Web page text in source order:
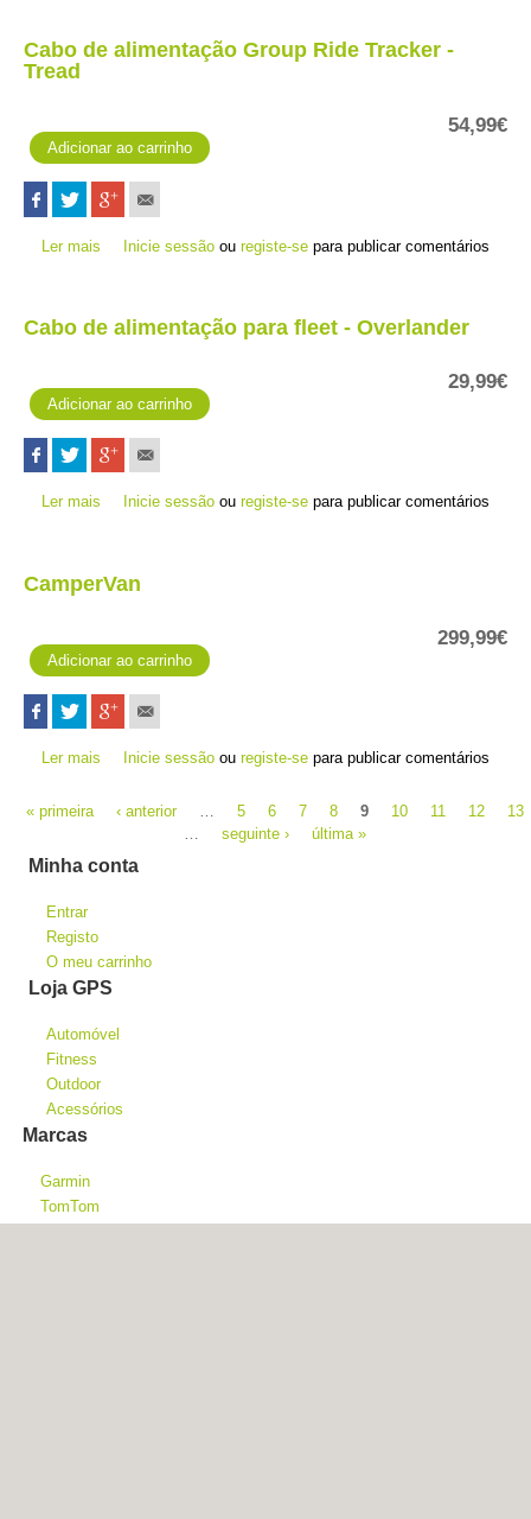
Cabo de alimentação Group Ride Tracker -
Tread
54,99€
Ler mais acerca de Cabo de alimentação Group Ride Tracker - Tread
Inicie sessão ouregiste-se para publicar comentários
Cabo de alimentação para fleet - Overlander
29,99€
Ler mais acerca de Cabo de alimentação para fleet - Overlander
Inicie sessão ouregiste-se para publicar comentários
CamperVan
299,99€
Ler mais acerca de CamperVan
Inicie sessão ouregiste-se para publicar comentários
Páginas
« primeira ‹ anterior … 5 6 7 8 9 10 11 12
13
…
seguinte › última »
Minha conta
Entrar
Registo
O meu carrinho
Loja GPS
Automóvel
Fitness
Outdoor
Acessórios
Marcas
Garmin
TomTom